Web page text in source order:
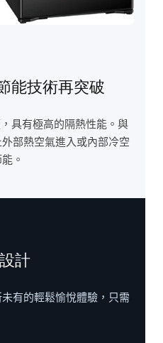
能技術再突破
具有極高的隔熱性能。與
部熱空氣進入或內部冷空
。
計
有的輕鬆愉悅體驗，只需